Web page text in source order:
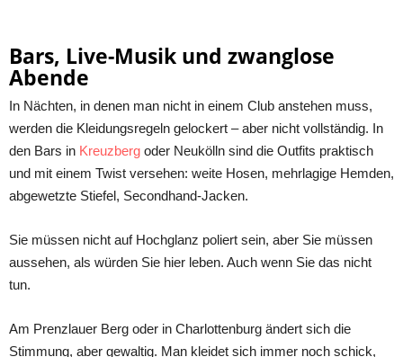
Bars, Live-Musik und zwanglose
Abende
In Nächten, in denen man nicht in einem Club anstehen muss,
werden die Kleidungsregeln gelockert – aber nicht vollständig. In
den Bars in Kreuzberg oder Neukölln sind die Outfits praktisch
und mit einem Twist versehen: weite Hosen, mehrlagige Hemden,
abgewetzte Stiefel, Secondhand-Jacken.
Sie müssen nicht auf Hochglanz poliert sein, aber Sie müssen
aussehen, als würden Sie hier leben. Auch wenn Sie das nicht
tun.
Am Prenzlauer Berg oder in Charlottenburg ändert sich die
Stimmung, aber gewaltig. Man kleidet sich immer noch schick,